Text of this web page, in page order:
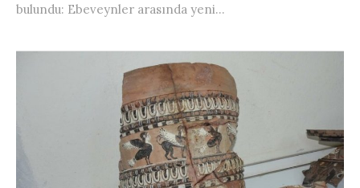
bulundu: Ebeveynler arasında yeni...